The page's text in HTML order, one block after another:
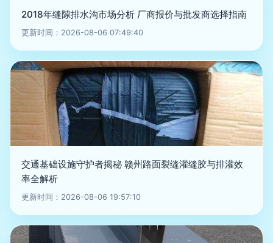
2018年缝隙排水沟市场分析 厂商报价与批发商选择指南
更新时间：2026-08-06 07:49:40
交通基础设施守护者揭秘 赣州路面裂缝灌缝胶与排灌效
率全解析
更新时间：2026-08-06 19:57:10